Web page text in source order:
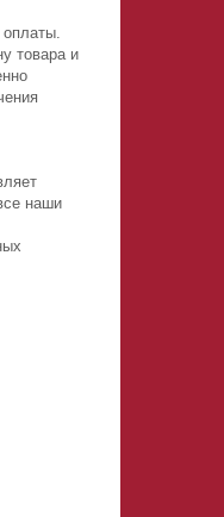
оплаты.
товара и
наши